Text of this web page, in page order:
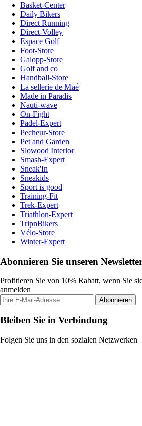
Basket-Center
Daily Bikers
Direct Running
Direct-Volley
Espace Golf
Foot-Store
Galopp-Store
Golf and co
Handball-Store
La sellerie de Maé
Made in Paradis
Nauti-wave
On-Fight
Padel-Expert
Pecheur-Store
Pet and Garden
Slowood Interior
Smash-Expert
Sneak'In
Sneakids
Sport is good
Training-Fit
Trek-Expert
Triathlon-Expert
TripnBikers
Vélo-Store
Winter-Expert
Abonnieren Sie unseren
Profitieren Sie von 10% Rabatt, wenn Sie
anmelden
Abonnieren
Bleiben Sie in Verbindung
Folgen Sie uns in den sozialen Netzwerken